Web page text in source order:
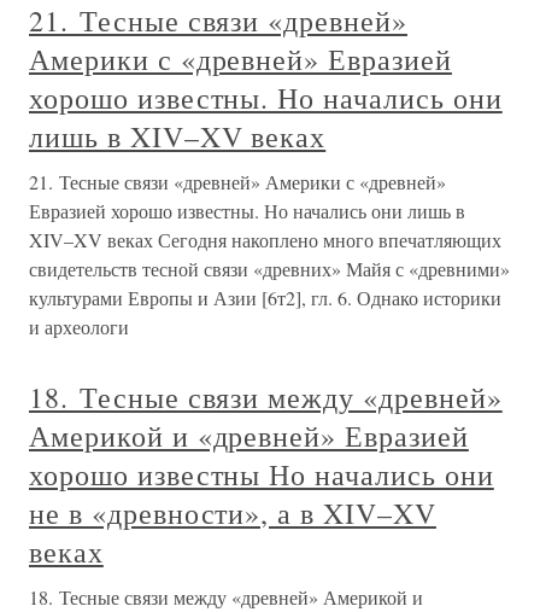
21. Тесные связи «древней»
Америки с «древней» Евразией
хорошо известны. Но начались они
лишь в XIV–XV веках
21. Тесные связи «древней» Америки с «древней»
Евразией хорошо известны. Но начались они лишь в
XIV–XV веках Сегодня накоплено много впечатляющих
свидетельств тесной связи «древних» Майя с «древними»
культурами Европы и Азии [6т2], гл. 6. Однако историки
и археологи
18. Тесные связи между «древней»
Америкой и «древней» Евразией
хорошо известны Но начались они
не в «древности», а в XIV–XV
веках
18. Тесные связи между «древней» Америкой и